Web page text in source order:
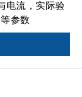
电流，实际验
参数
下的过电压
、过温(OTP)
讯接口